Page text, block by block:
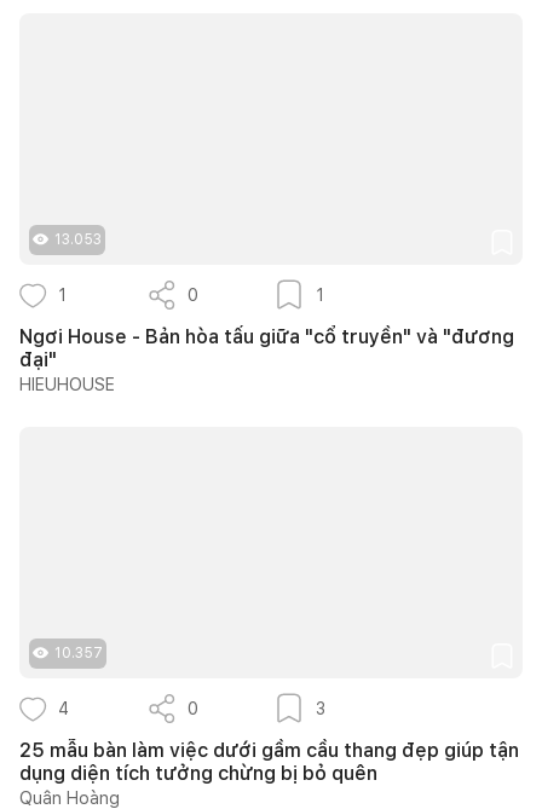
13.053
1 0 1
Ngơi House - Bản hòa tấu giữa "cổ truyền" và "đương
đại"
HIEUHOUSE
10.357
4 0 3
25 mẫu bàn làm việc dưới gầm cầu thang đẹp giúp tận
dụng diện tích tưởng chừng bị bỏ quên
Quân Hoàng